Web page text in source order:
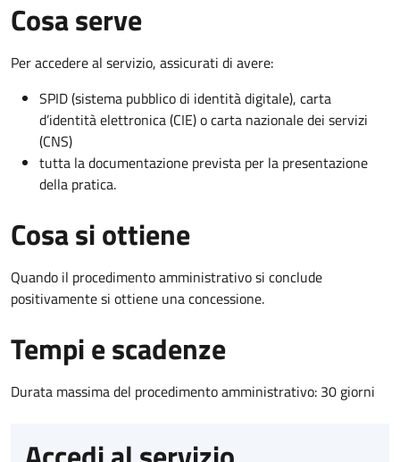
Cosa serve
Per accedere al servizio, assicurati di avere:
SPID (sistema pubblico di identità digitale), carta
d’identità elettronica (CIE) o carta nazionale dei servizi
(CNS)
tutta la documentazione prevista per la presentazione
della pratica.
Cosa si ottiene
Quando il procedimento amministrativo si conclude
positivamente si ottiene una concessione.
Tempi e scadenze
Durata massima del procedimento amministrativo: 30 giorni